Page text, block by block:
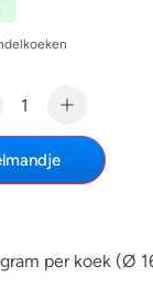
per koek (Ø